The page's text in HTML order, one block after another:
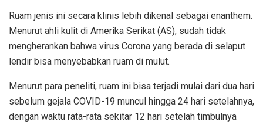
Ruam jenis ini secara klinis lebih dikenal sebagai enanthem.
Menurut ahli kulit di Amerika Serikat (AS), sudah tidak
mengherankan bahwa virus Corona yang berada di selaput
lendir bisa menyebabkan ruam di mulut.
Menurut para peneliti, ruam ini bisa terjadi mulai dari dua hari
sebelum gejala COVID-19 muncul hingga 24 hari setelahnya,
dengan waktu rata-rata sekitar 12 hari setelah timbulnya